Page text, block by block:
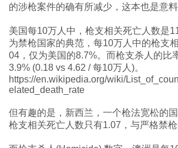
的涉枪案件的确有所减少，这本也是意料
美国每10万人中，枪支相关死亡人数是
为禁枪国家的典范，每10万人中的枪支
04，仅为美国的8.7%。而枪支杀人的比
3.9% (0.18 vs 4.62 / 每10万人)。
https://en.wikipedia.org/wiki/
elated_death_rate
但有趣的是，新西兰，一个枪法宽松的
枪支相关死亡人数只有1.07，与严格禁枪